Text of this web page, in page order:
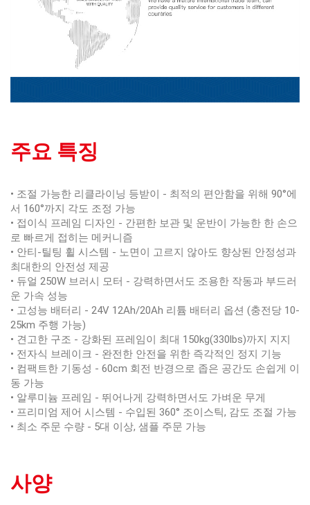
주요 특징
• 조절 가능한 리클라이닝 등받이 - 최적의 편안함을 위해 90°에
서 160°까지 각도 조정 가능
• 접이식 프레임 디자인 - 간편한 보관 및 운반이 가능한 한 손으
로 빠르게 접히는 메커니즘
• 안티-틸팅 휠 시스템 - 노면이 고르지 않아도 향상된 안정성과
최대한의 안전성 제공
• 듀얼 250W 브러시 모터 - 강력하면서도 조용한 작동과 부드러
운 가속 성능
• 고성능 배터리 - 24V 12Ah/20Ah 리튬 배터리 옵션 (충전당 10-
25km 주행 가능)
• 견고한 구조 - 강화된 프레임이 최대 150kg(330lbs)까지 지지
• 전자식 브레이크 - 완전한 안전을 위한 즉각적인 정지 기능
• 컴팩트한 기동성 - 60cm 회전 반경으로 좁은 공간도 손쉽게 이
동 가능
• 알루미늄 프레임 - 뛰어나게 강력하면서도 가벼운 무게
• 프리미엄 제어 시스템 - 수입된 360° 조이스틱, 감도 조절 가능
• 최소 주문 수량 - 5대 이상, 샘플 주문 가능
사양